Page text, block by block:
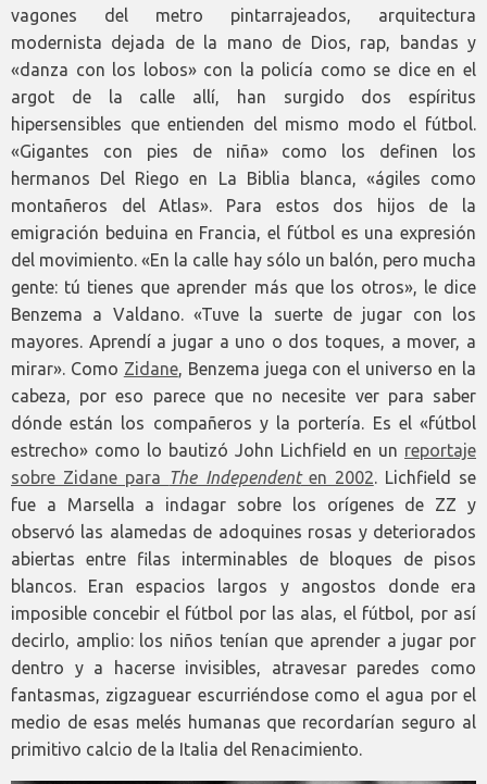
vagones del metro pintarrajeados, arquitectura
modernista dejada de la mano de Dios, rap, bandas y
«danza con los lobos» con la policía como se dice en el
argot de la calle allí, han surgido dos espíritus
hipersensibles que entienden del mismo modo el fútbol.
«Gigantes con pies de niña» como los definen los
hermanos Del Riego en La Biblia blanca, «ágiles como
montañeros del Atlas». Para estos dos hijos de la
emigración beduina en Francia, el fútbol es una expresión
del movimiento. «En la calle hay sólo un balón, pero mucha
gente: tú tienes que aprender más que los otros», le dice
Benzema a Valdano. «Tuve la suerte de jugar con los
mayores. Aprendí a jugar a uno o dos toques, a mover, a
mirar». Como Zidane, Benzema juega con el universo en la
cabeza, por eso parece que no necesite ver para saber
dónde están los compañeros y la portería. Es el «fútbol
estrecho» como lo bautizó John Lichfield en un reportaje
sobre Zidane para The Independenten 2002. Lichfield se
fue a Marsella a indagar sobre los orígenes de ZZ y
observó las alamedas de adoquines rosas y deteriorados
abiertas entre filas interminables de bloques de pisos
blancos. Eran espacios largos y angostos donde era
imposible concebir el fútbol por las alas, el fútbol, por así
decirlo, amplio: los niños tenían que aprender a jugar por
dentro y a hacerse invisibles, atravesar paredes como
fantasmas, zigzaguear escurriéndose como el agua por el
medio de esas melés humanas que recordarían seguro al
primitivo calcio de la Italia del Renacimiento.